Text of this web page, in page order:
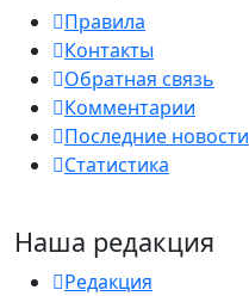
Правила
Контакты
Обратная связь
Комментарии
Последние новости
Статистика
Наша редакция
Редакция